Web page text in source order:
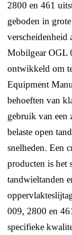
2800 en 461
geboden in
verscheidenheid
Mobilgear OGL
ontwikkeld om
Equipment
behoeften van
gebruik van een
belaste open
snelheden. Een
producten is het
tandwieltanden
009, 2800 en
specifieke